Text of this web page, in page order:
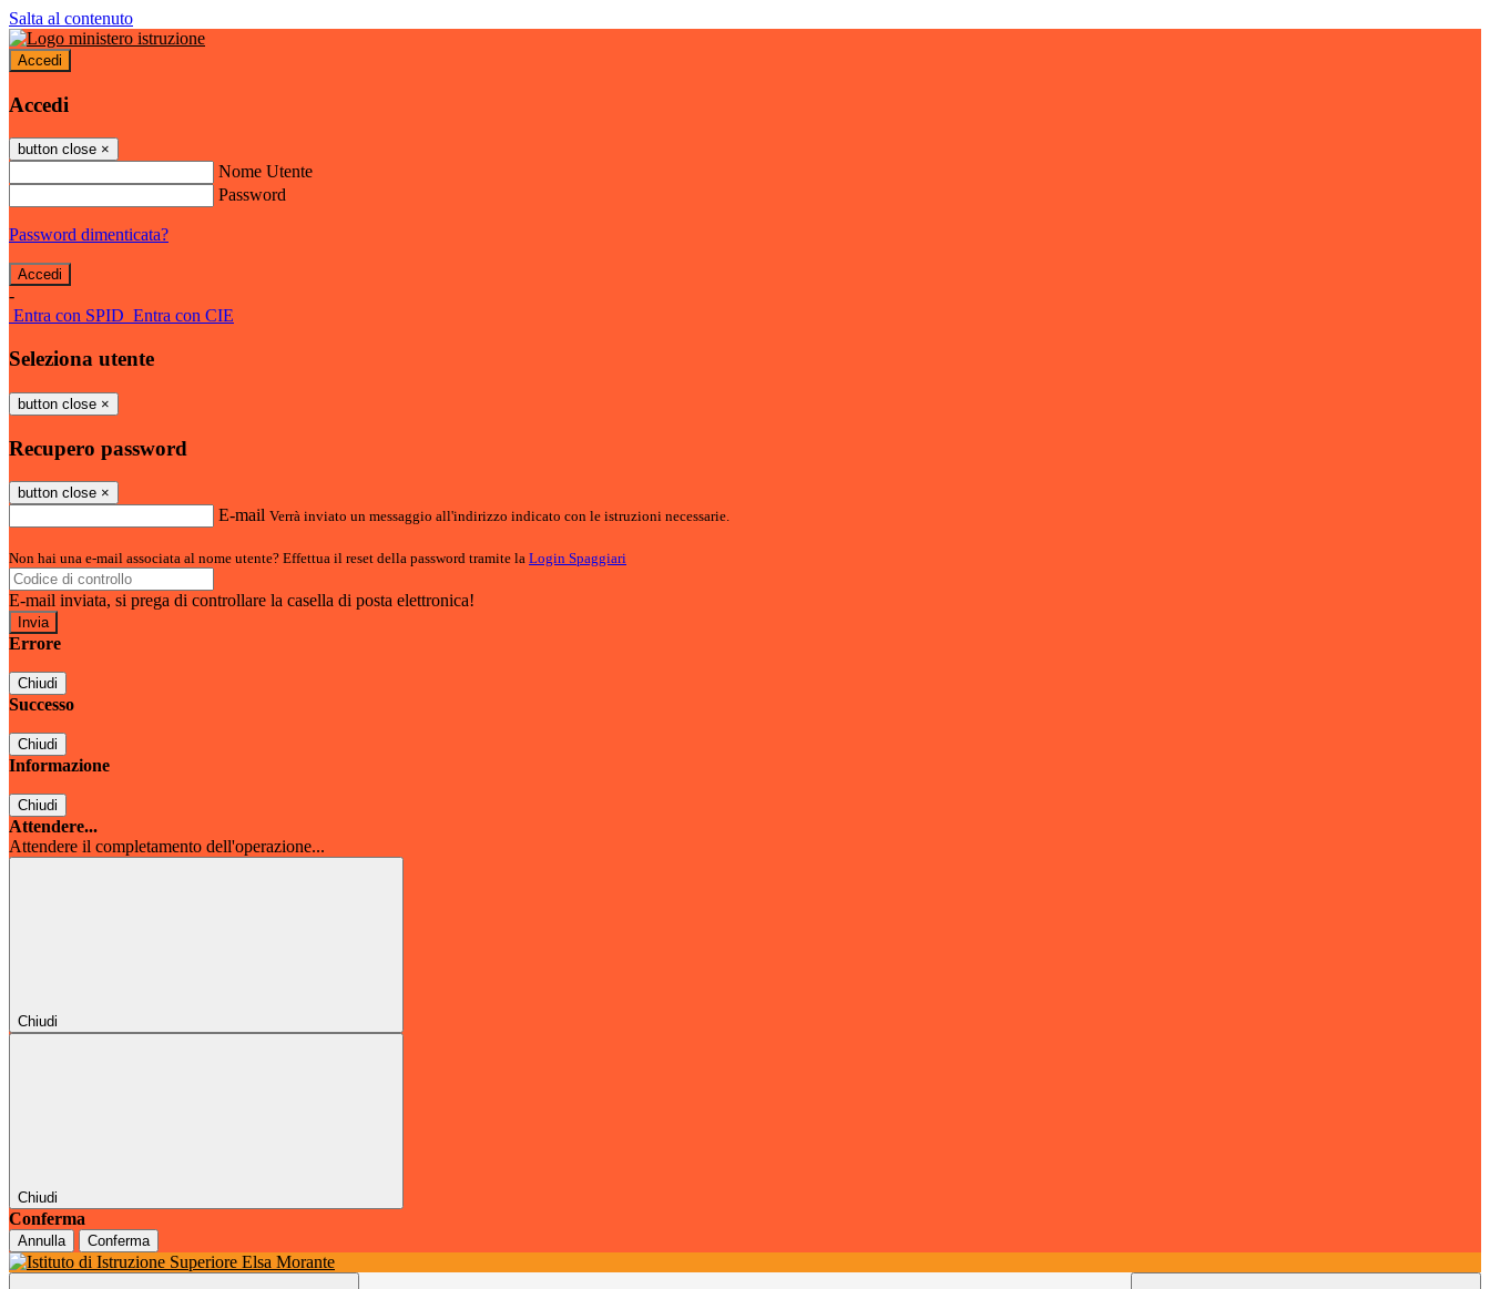
Salta al contenuto
Accedi
Accedi
button close ×
Nome Utente
Password
Password dimenticata?
-
Entra con SPID Entra con CIE
Seleziona utente
button close ×
Recupero password
button close ×
E-mail Verrà inviato un messaggio all'indirizzo indicato con le istruzioni necessarie.
Non hai una e-mail associata al nome utente? Effettua il reset della password tramite la Login Spaggiari
E-mail inviata, si prega di controllare la casella di posta elettronica!
Errore
Chiudi
Successo
Chiudi
Informazione
Chiudi
Attendere...
Attendere il completamento dell'operazione...
Chiudi
Chiudi
Conferma
Annulla Conferma